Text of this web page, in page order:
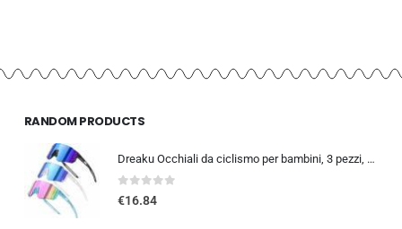
RANDOM PRODUCTS
Dreaku Occhiali da ciclismo per bambini, 3 pezzi, occhiali sportivi per bambini, protezione UV400, polarizzati, antivento, pe
0out of 5
€16.84